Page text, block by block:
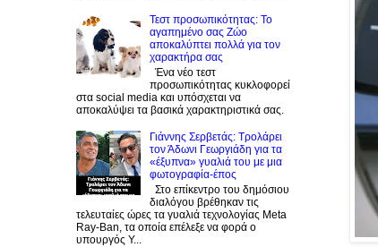
Τεστ προσωπικότητας: Το
αγαπημένο σας Zώο
αποκαλύπτει πολλά για τον
χαρακτήρα σας
Ένα νέο τεστ
προσωπικότητας κυκλοφορεί
στα social media και υπόσχεται να
αποκαλύψει τα βασικά χαρακτηριστικά σας.
Γιάννης Σερβετάς: Τρολάρει
τον Άδωνι Γεωργιάδη για τα
«έξυπνα» γυαλιά του με μια
φωτογραφία-έπος
Στο επίκεντρο του δημόσιου
διαλόγου βρέθηκαν τις
τελευταίες ώρες τα γυαλιά τεχνολογίας Meta
Ray-Ban, τα οποία επέλεξε να φορά ο
υπουργός Υ...